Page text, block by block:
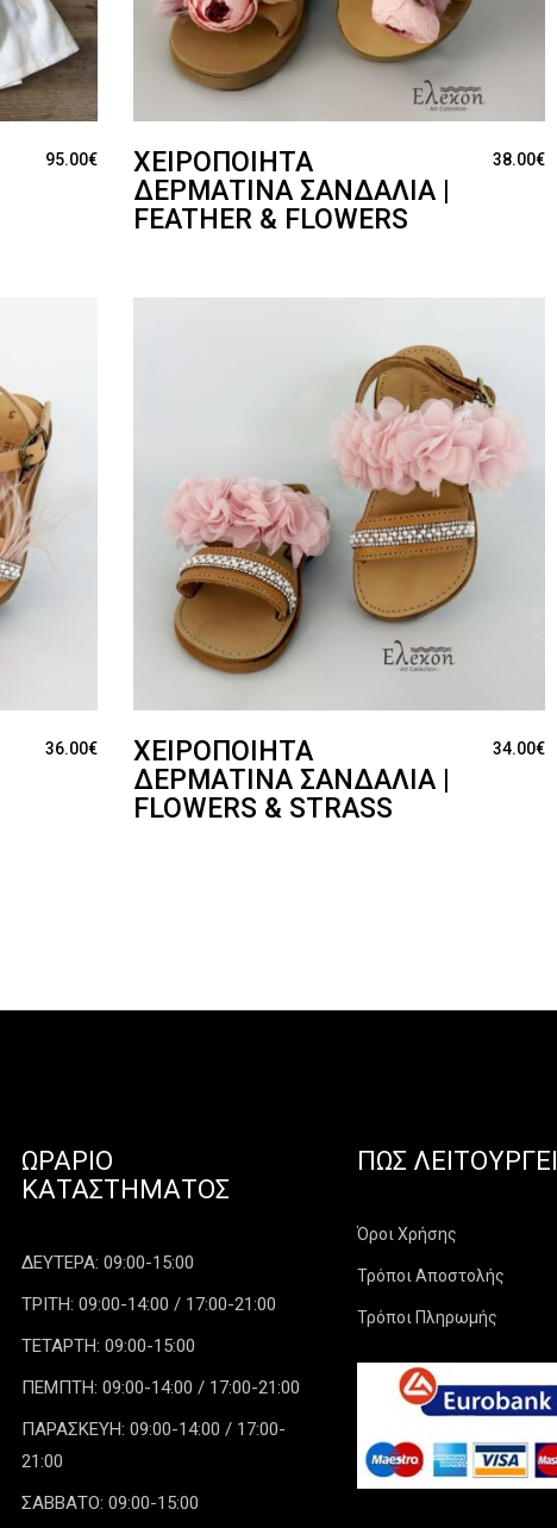
95.00€
ΧΕΙΡΟΠΟΊΗΤΑ
ΔΕΡΜΆΤΙΝΑ ΣΑΝΔΆΛΙΑ |
FEATHER & FLOWERS
38.00€
36.00€
ΧΕΙΡΟΠΟΊΗΤΑ
ΔΕΡΜΆΤΙΝΑ ΣΑΝΔΆΛΙΑ |
FLOWERS & STRASS
34.00€
ΩΡΆΡΙΟ
ΚΑΤΑΣΤΉΜΑΤΟΣ
ΔΕΥΤΕΡΑ: 09:00-15:00
ΤΡΙΤΗ: 09:00-14:00 / 17:00-21:00
ΤΕΤΑΡΤΗ: 09:00-15:00
ΠΕΜΠΤΗ: 09:00-14:00 / 17:00-21:00
ΠΑΡΑΣΚΕΥΗ: 09:00-14:00 / 17:00-
21:00
ΣΑΒΒΑΤΟ: 09:00-15:00
ΠΏΣ ΛΕΙΤΟΥΡΓΕΊ
Όροι Χρήσης
Τρόποι Αποστολής
Τρόποι Πληρωμής